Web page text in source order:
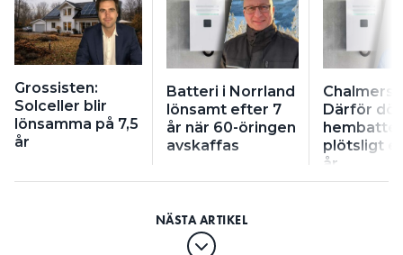
Grossisten:
Solceller blir
lönsamma på 7,5
år
Batteri i Norrland
lönsamt efter 7
år när 60-öringen
avskaffas
Därför
plötsligt
år